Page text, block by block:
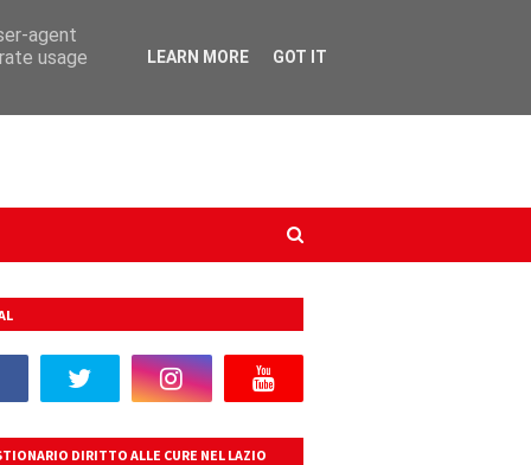
DIRITTO ALLE CURE NEL LAZIO
agent
usage
LEARN MORE GOT IT